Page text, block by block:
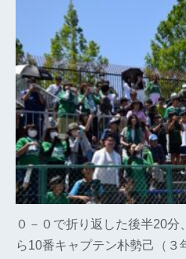
０－０で折り返した後半20
ら10番キャプテン朴勢己（